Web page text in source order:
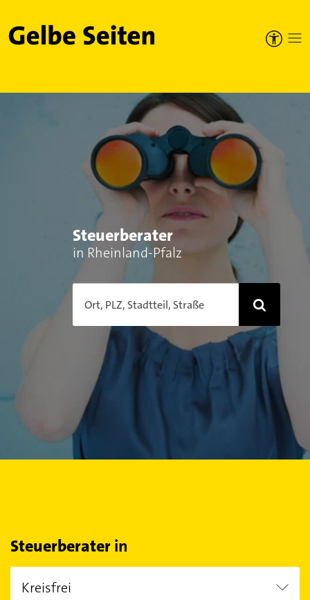
Gelbe Seiten
Steuerberater
in Rheinland-Pfalz
Ort, PLZ, Stadtteil, Straße
Steuerberaterin
Kreisfrei